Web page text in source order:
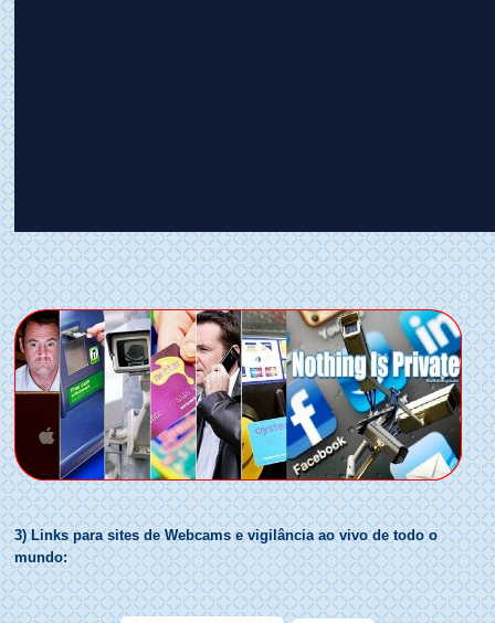
3) Links para sites de Webcams e vigilância ao vivo de todo o
mundo: